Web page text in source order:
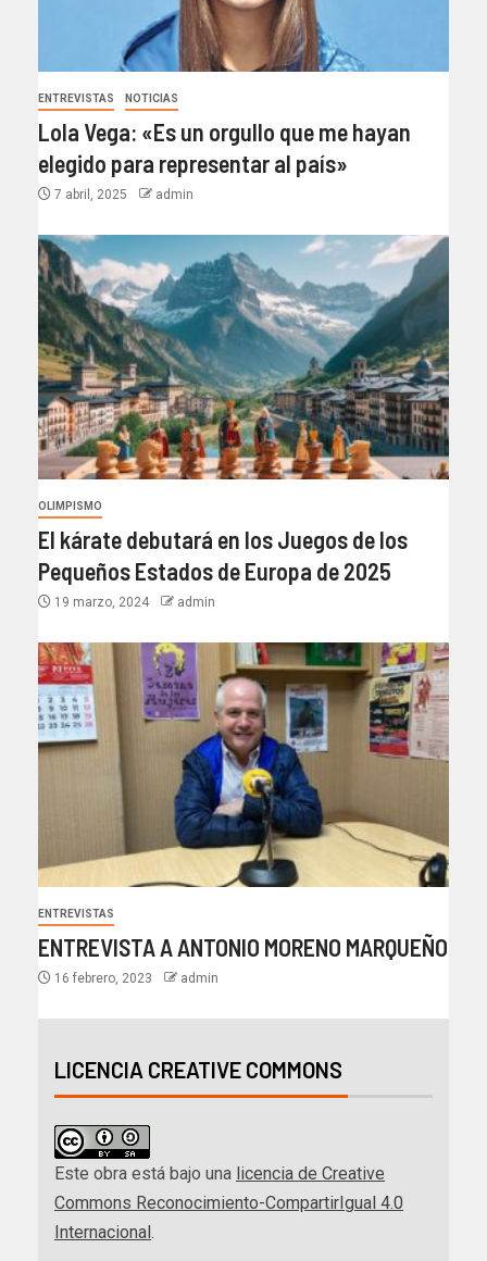
ENTREVISTAS NOTICIAS
Lola Vega: «Es un orgullo que me hayan
elegido para representar al país»
7 abril, 2025 admin
OLIMPISMO
El kárate debutará en los Juegos de los
Pequeños Estados de Europa de 2025
19 marzo, 2024 admin
ENTREVISTAS
ENTREVISTA A ANTONIO MORENO MARQUEÑO
16 febrero, 2023 admin
LICENCIA CREATIVE COMMONS
Este obra está bajo una licencia de Creative
Commons Reconocimiento-CompartirIgual 4.0
Internacional